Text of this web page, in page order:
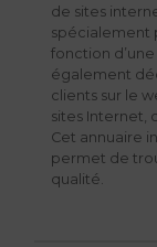
de sites
spécialement
fonction
également
clients sur le
sites Internet,
Cet annuaire
permet de
qualité.